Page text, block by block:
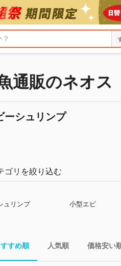
通販のネオス
ーシュリンプ
ゴリを絞り込む
ュリンプ 小型エビ
すめ順 人気順 価格安い